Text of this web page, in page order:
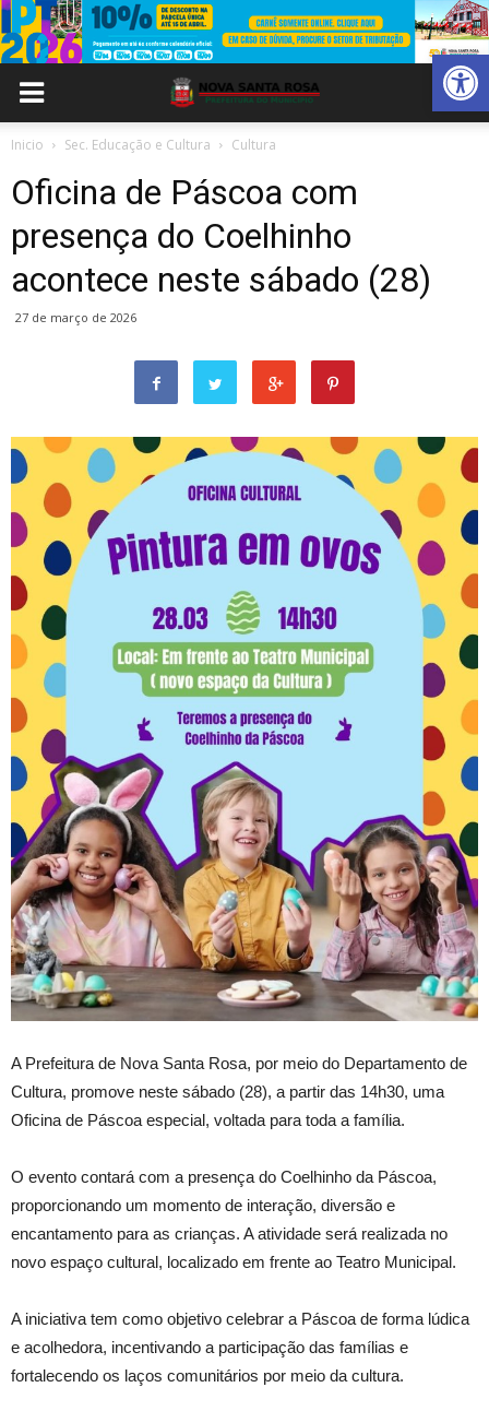
Abrir
Inicio Sec. Educação e Cultura Cultura
Oficina de Páscoa com
presença do Coelhinho
acontece neste sábado (28)
27 de março de 2026
A Prefeitura de Nova Santa Rosa, por meio do Departamento de
Cultura, promove neste sábado (28), a partir das 14h30, uma
Oficina de Páscoa especial, voltada para toda a família.
O evento contará com a presença do Coelhinho da Páscoa,
proporcionando um momento de interação, diversão e
encantamento para as crianças. A atividade será realizada no
novo espaço cultural, localizado em frente ao Teatro Municipal.
A iniciativa tem como objetivo celebrar a Páscoa de forma lúdica
e acolhedora, incentivando a participação das famílias e
fortalecendo os laços comunitários por meio da cultura.